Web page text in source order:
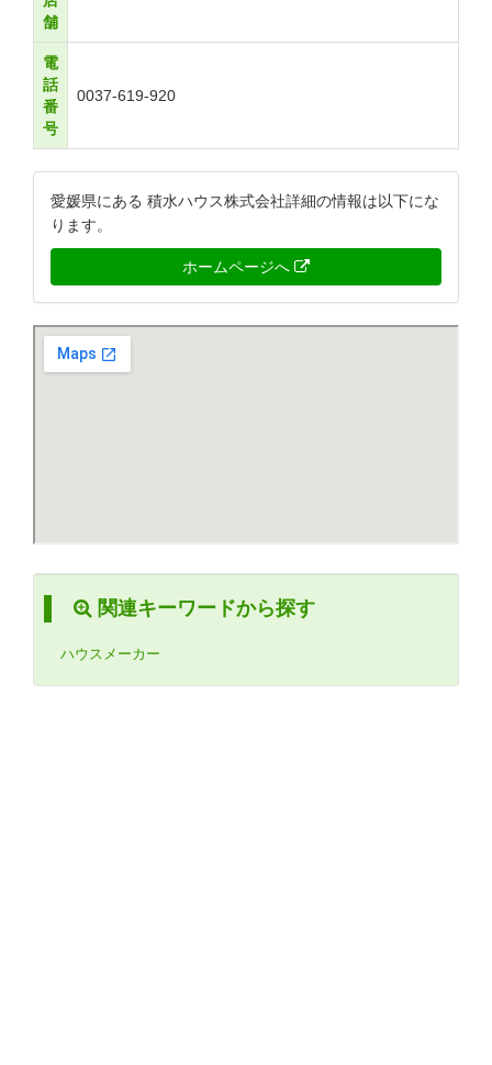
舗
電
話
番
号
0037-619-920
愛媛県にある 積水ハウス株式会社詳細の情報は以下にな
ります。
ホームページへ
関連キーワードから探す
ハウスメーカー